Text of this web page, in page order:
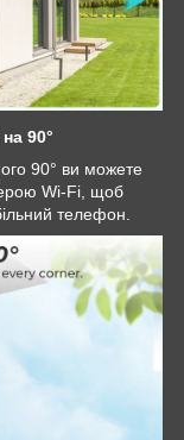
90°
90° ви можете
Wi-Fi, щоб
телефон.